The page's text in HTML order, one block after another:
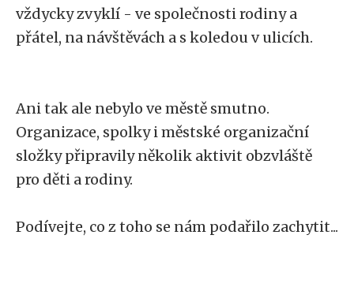
vždycky zvyklí - ve společnosti rodiny a
přátel, na návštěvách a s koledou v ulicích.
Ani tak ale nebylo ve městě smutno.
Organizace, spolky i městské organizační
složky připravily několik aktivit obzvláště
pro děti a rodiny.
Podívejte, co z toho se nám podařilo zachytit...